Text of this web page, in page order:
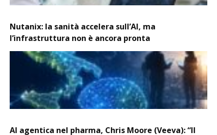
Nutanix: la sanità accelera sull’AI, ma
l’infrastruttura non è ancora pronta
AI agentica nel pharma, Chris Moore (Veeva): “Il